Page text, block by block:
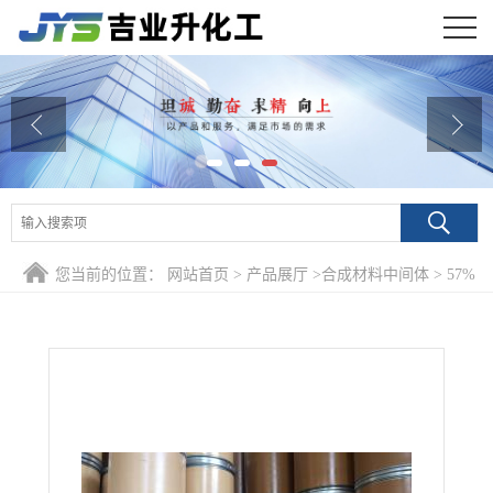
公司首页
公司介绍
公司动态
产品展厅
证书荣誉
您当前的位置： 网站首页 > 产品展厅 >合成材料中间体 > 57%